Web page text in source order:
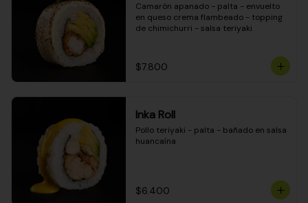
Camarón apanado - palta - envuelto
en queso crema flambeado - topping
de chimichurri - salsa teriyaki
$7.800
Inka Roll
Pollo teriyaki - palta - bañado en salsa
huancaína
$6.400